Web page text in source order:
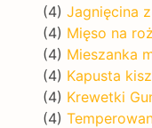
(4) Jagnięcina
(4) Mięso na
(4) Mieszanka
(4) Kapusta
(4) Krewetki
(4)